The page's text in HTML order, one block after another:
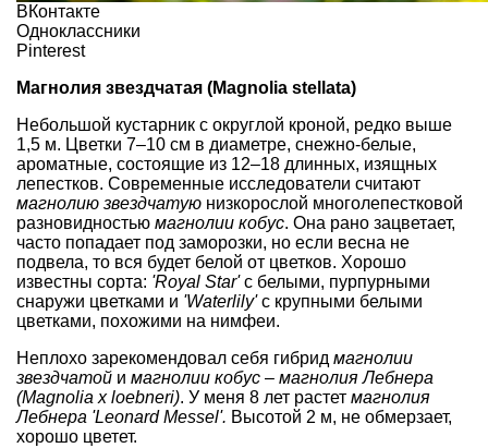
ВКонтакте
Одноклассники
Pinterest
Магнолия звездчатая (Magnolia stellata)
Небольшой кустарник с округлой кроной, редко выше
1,5 м. Цветки 7–10 см в диаметре, снежно-белые,
ароматные, состоящие из 12–18 длинных, изящных
лепестков. Современные исследователи считают
магнолию звездчатую низкорослой многолепестковой
разновидностью магнолии кобус. Она рано зацветает,
часто попадает под заморозки, но если весна не
подвела, то вся будет белой от цветков. Хорошо
известны сорта: 'Royal Star'с белыми, пурпурными
снаружи цветками и 'Waterlily'с крупными белыми
цветками, похожими на нимфеи.
Неплохо зарекомендовал себя гибрид магнолии
звездчатой и магнолии кобус – магнолия Лебнера
(Magnolia x loebneri). У меня 8 лет растет магнолия
Лебнера 'Leonard Messel'. Высотой 2 м, не обмерзает,
хорошо цветет.